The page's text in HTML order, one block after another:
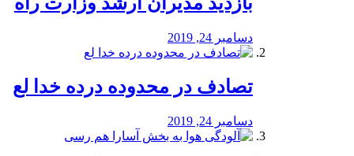
دسامبر 24, 2019
تصادف در محدوده درده خدا لع
دسامبر 24, 2019